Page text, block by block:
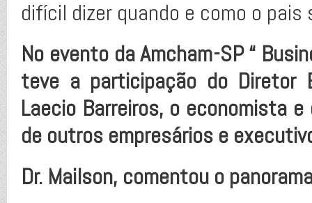
difícil dizer quando e como o pais
No evento da Amcham-SP “
teve a participação do Diretor
Laecio Barreiros, o economista
de outros empresários e
Dr. Mailson, comentou o